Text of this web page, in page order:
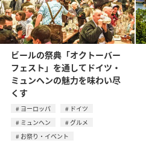
ビールの祭典「オクトーバー
フェスト」を通してドイツ・
ミュンヘンの魅力を味わい尽
くす
ヨーロッパ
ドイツ
ミュンヘン
グルメ
お祭り・イベント